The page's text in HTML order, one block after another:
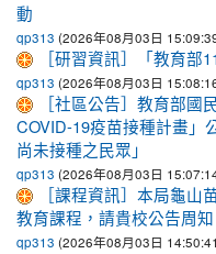
動
qp313 (2026年08月03日
［研習資訊］「教育部
qp313 (2026年08月03日
［社區公告］教育部國
COVID-19疫苗接種計畫」
尚未接種之民眾」
qp313 (2026年08月03日
［課程資訊］本局龜山
教育課程，請貴校公告周
qp313 (2026年08月03日